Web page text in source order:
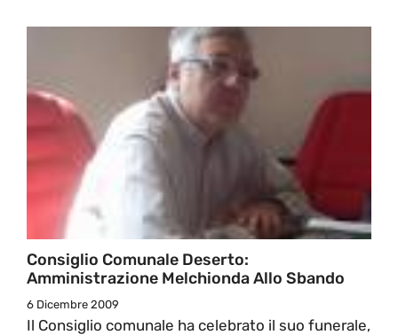
Consiglio Comunale Deserto:
Amministrazione Melchionda Allo Sbando
6 Dicembre 2009
Il Consiglio comunale ha celebrato il suo funerale,